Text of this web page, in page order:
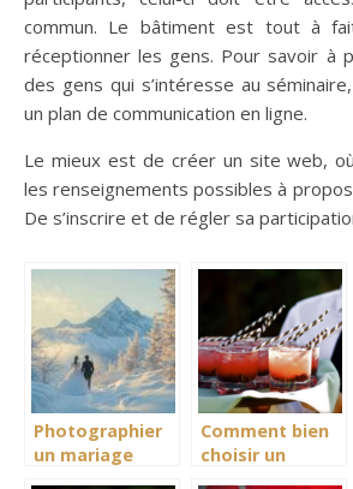
commun. Le bâtiment est tout à
réceptionner les gens. Pour savoir à
des gens qui s’intéresse au
un plan de communication en ligne.
Le mieux est de créer un site web,
les renseignements possibles à
De s’inscrire et de régler sa
Photographier
un mariage
Comment bien
choisir un